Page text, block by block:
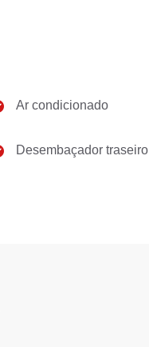
Ar condicionado
Desembaçador traseiro